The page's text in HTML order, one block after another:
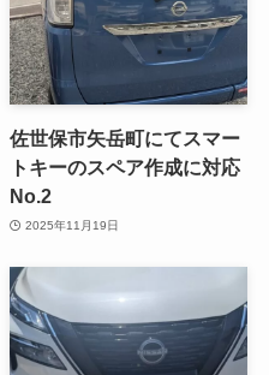
佐世保市矢岳町にてスマー
トキーのスペア作成に対応
No.2
2025年11月19日